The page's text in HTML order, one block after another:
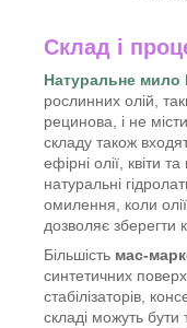
Склад і
Натуральне мило
рослинних олій,
рецинова, і не
складу також
ефірні олії, квіти
натуральні
омилення, коли
дозволяє зберегти
Більшість мас-
синтетичних
стабілізаторів,
складі можуть бути